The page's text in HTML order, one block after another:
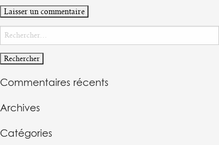
Rechercher :
Commentaires récents
Archives
Catégories